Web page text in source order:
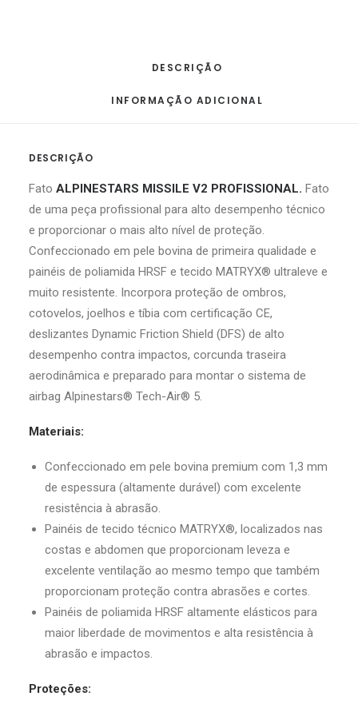
DESCRIÇÃO
INFORMAÇÃO ADICIONAL
DESCRIÇÃO
Fato ALPINESTARS MISSILE V2 PROFISSIONAL. Fato
de uma peça profissional para alto desempenho técnico
e proporcionar o mais alto nível de proteção.
Confeccionado em pele bovina de primeira qualidade e
painéis de poliamida HRSF e tecido MATRYX® ultraleve e
muito resistente. Incorpora proteção de ombros,
cotovelos, joelhos e tíbia com certificação CE,
deslizantes Dynamic Friction Shield (DFS) de alto
desempenho contra impactos, corcunda traseira
aerodinâmica e preparado para montar o sistema de
airbag Alpinestars® Tech-Air® 5.
Materiais:
Confeccionado em pele bovina premium com 1,3 mm
de espessura (altamente durável) com excelente
resistência à abrasão.
Painéis de tecido técnico MATRYX®, localizados nas
costas e abdomen que proporcionam leveza e
excelente ventilação ao mesmo tempo que também
proporcionam proteção contra abrasões e cortes.
Painéis de poliamida HRSF altamente elásticos para
maior liberdade de movimentos e alta resistência à
abrasão e impactos.
Proteções: